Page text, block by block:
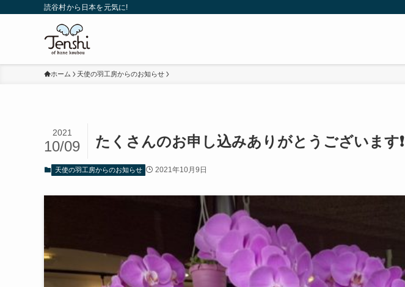
読谷村から日本を元気に!
ホーム 天使の羽工房からのお知らせ
たくさんのお申し込みありがとうございます❗️
2021
10/09
天使の羽工房からのお知らせ 2021年10月9日